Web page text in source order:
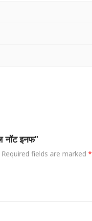
इनफ”
Required fields are marked *